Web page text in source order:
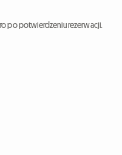
po potwierdzeniu rezerwacji.